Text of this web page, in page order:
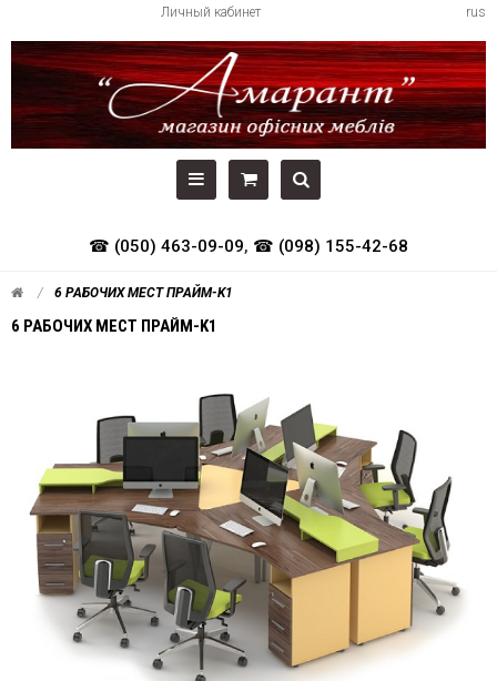
rus
Личный кабинет
☎ (050) 463-09-09, ☎ (098) 155-42-68
6 РАБОЧИХ МЕСТ ПРАЙМ-K1
6 РАБОЧИХ МЕСТ ПРАЙМ-K1